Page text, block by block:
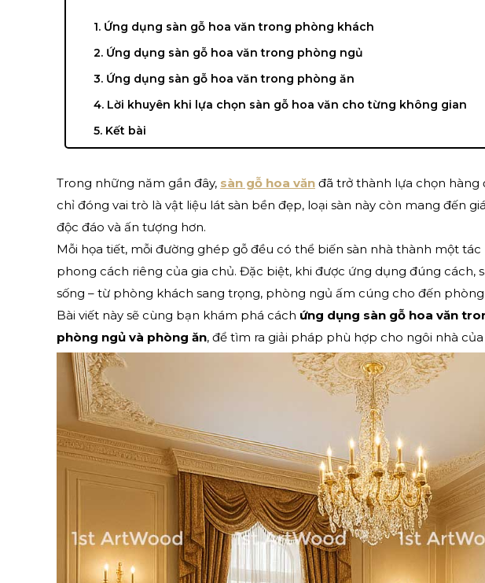
1. Ứng dụng sàn gỗ hoa văn trong phòng khách
2. Ứng dụng sàn gỗ hoa văn trong phòng ngủ
3. Ứng dụng sàn gỗ hoa văn trong phòng ăn
4. Lời khuyên khi lựa chọn sàn gỗ hoa văn cho từng không gian
5. Kết bài
Trong những năm gần đây, sàn gỗ hoa văn đã trở thành lựa chọn
chỉ đóng vai trò là vật liệu lát sàn bền đẹp, loại sàn này còn mang đến
độc đáo và ấn tượng hơn.
Mỗi họa tiết, mỗi đường ghép gỗ đều có thể biến sàn nhà thành một
phong cách riêng của gia chủ. Đặc biệt, khi được ứng dụng đúng cách,
sống – từ phòng khách sang trọng, phòng ngủ ấm cúng cho đến
Bài viết này sẽ cùng bạn khám phá cách ứng dụng sàn gỗ hoa văn
phòng ngủ và phòng ăn, để tìm ra giải pháp phù hợp cho ngôi nhà